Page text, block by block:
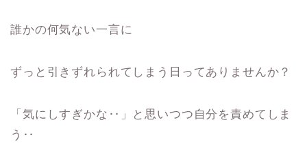
誰かの何気ない一言に
ずっと引きずれられてしまう日ってありませんか？
「気にしすぎかな‥」と思いつつ自分を責めてしま
う‥